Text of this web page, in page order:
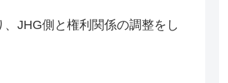
JHG側と権利関係の調整をし